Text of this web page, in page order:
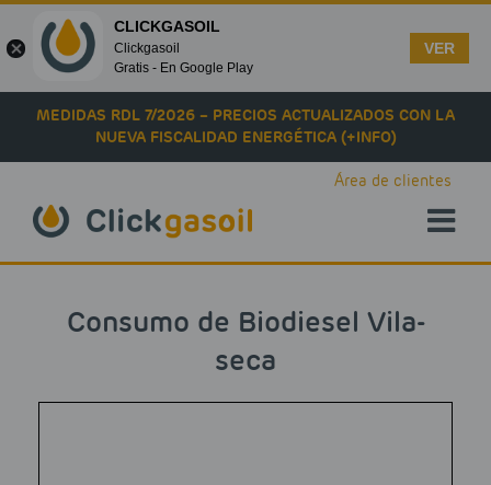
Skip to main content
MEDIDAS RDL 7/2026 – PRECIOS ACTUALIZADOS CON LA
NUEVA FISCALIDAD ENERGÉTICA (+INFO)
Área de clientes
Consumo de Biodiesel Vila-
seca
CLICKGASOIL
Clickgasoil
Gratis - En Google Play
VER